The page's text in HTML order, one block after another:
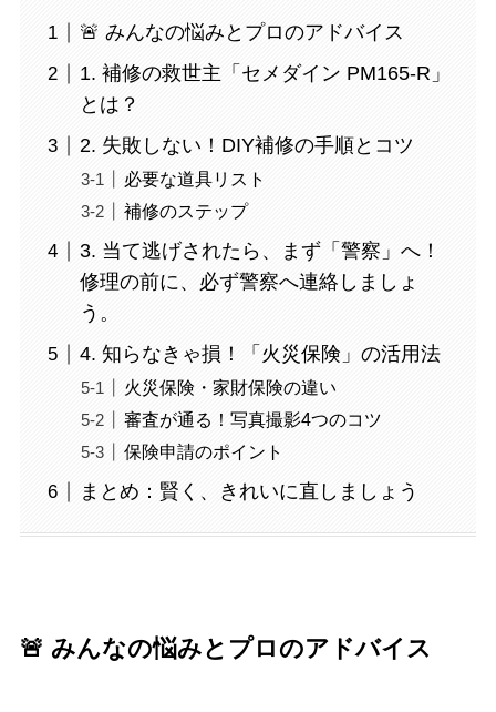
🚨 みんなの悩みとプロのアドバイス
1. 補修の救世主「セメダイン PM165-R」
とは？
2. 失敗しない！DIY補修の手順とコツ
必要な道具リスト
補修のステップ
3. 当て逃げされたら、まず「警察」へ！
修理の前に、必ず警察へ連絡しましょ
う。
4. 知らなきゃ損！「火災保険」の活用法
火災保険・家財保険の違い
審査が通る！写真撮影4つのコツ
保険申請のポイント
まとめ：賢く、きれいに直しましょう
🚨 みんなの悩みとプロのアドバイス